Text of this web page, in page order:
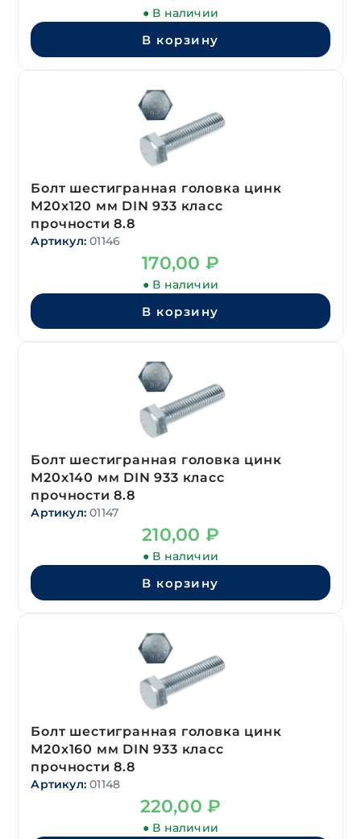
● В наличии
В корзину
Болт шестигранная головка цинк
М20х120 мм DIN 933 класс
прочности 8.8
Артикул: 01146
170,00 ₽
● В наличии
В корзину
Болт шестигранная головка цинк
М20х140 мм DIN 933 класс
прочности 8.8
Артикул: 01147
210,00 ₽
● В наличии
В корзину
Болт шестигранная головка цинк
М20х160 мм DIN 933 класс
прочности 8.8
Артикул: 01148
220,00₽
● В наличии